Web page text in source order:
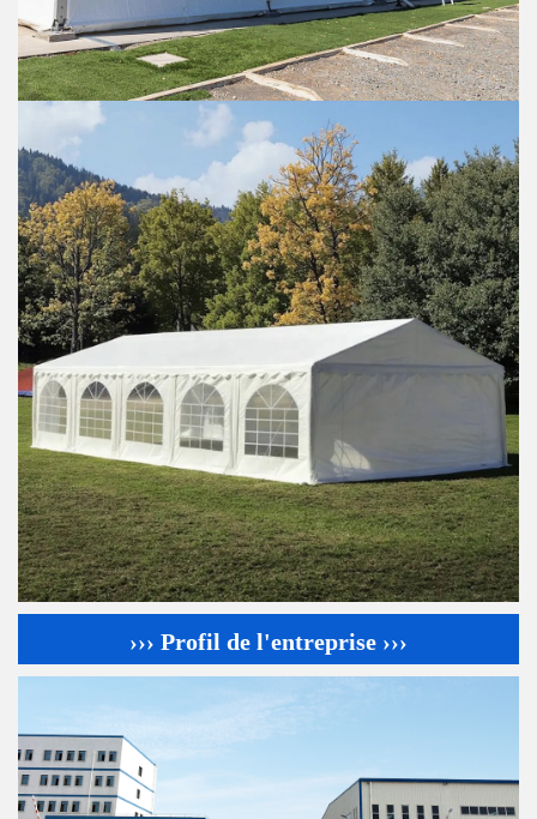
››› Profil de l'entreprise ›››